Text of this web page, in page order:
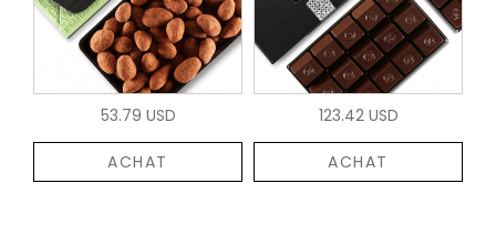
53.79 USD
ACHAT
123.42 USD
ACHAT